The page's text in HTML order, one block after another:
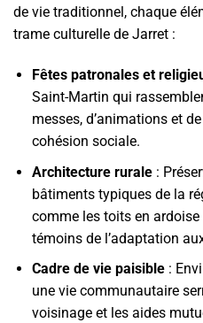
de vie traditionnel, chaque
trame culturelle de Jarret :
Fêtes patronales et
Saint-Martin qui
messes, d’animations et
cohésion sociale.
Architecture rurale:
bâtiments typiques de la
comme les toits en ardoise
témoins de l’adaptation
Cadre de vie paisible:
une vie communautaire
voisinage et les aides